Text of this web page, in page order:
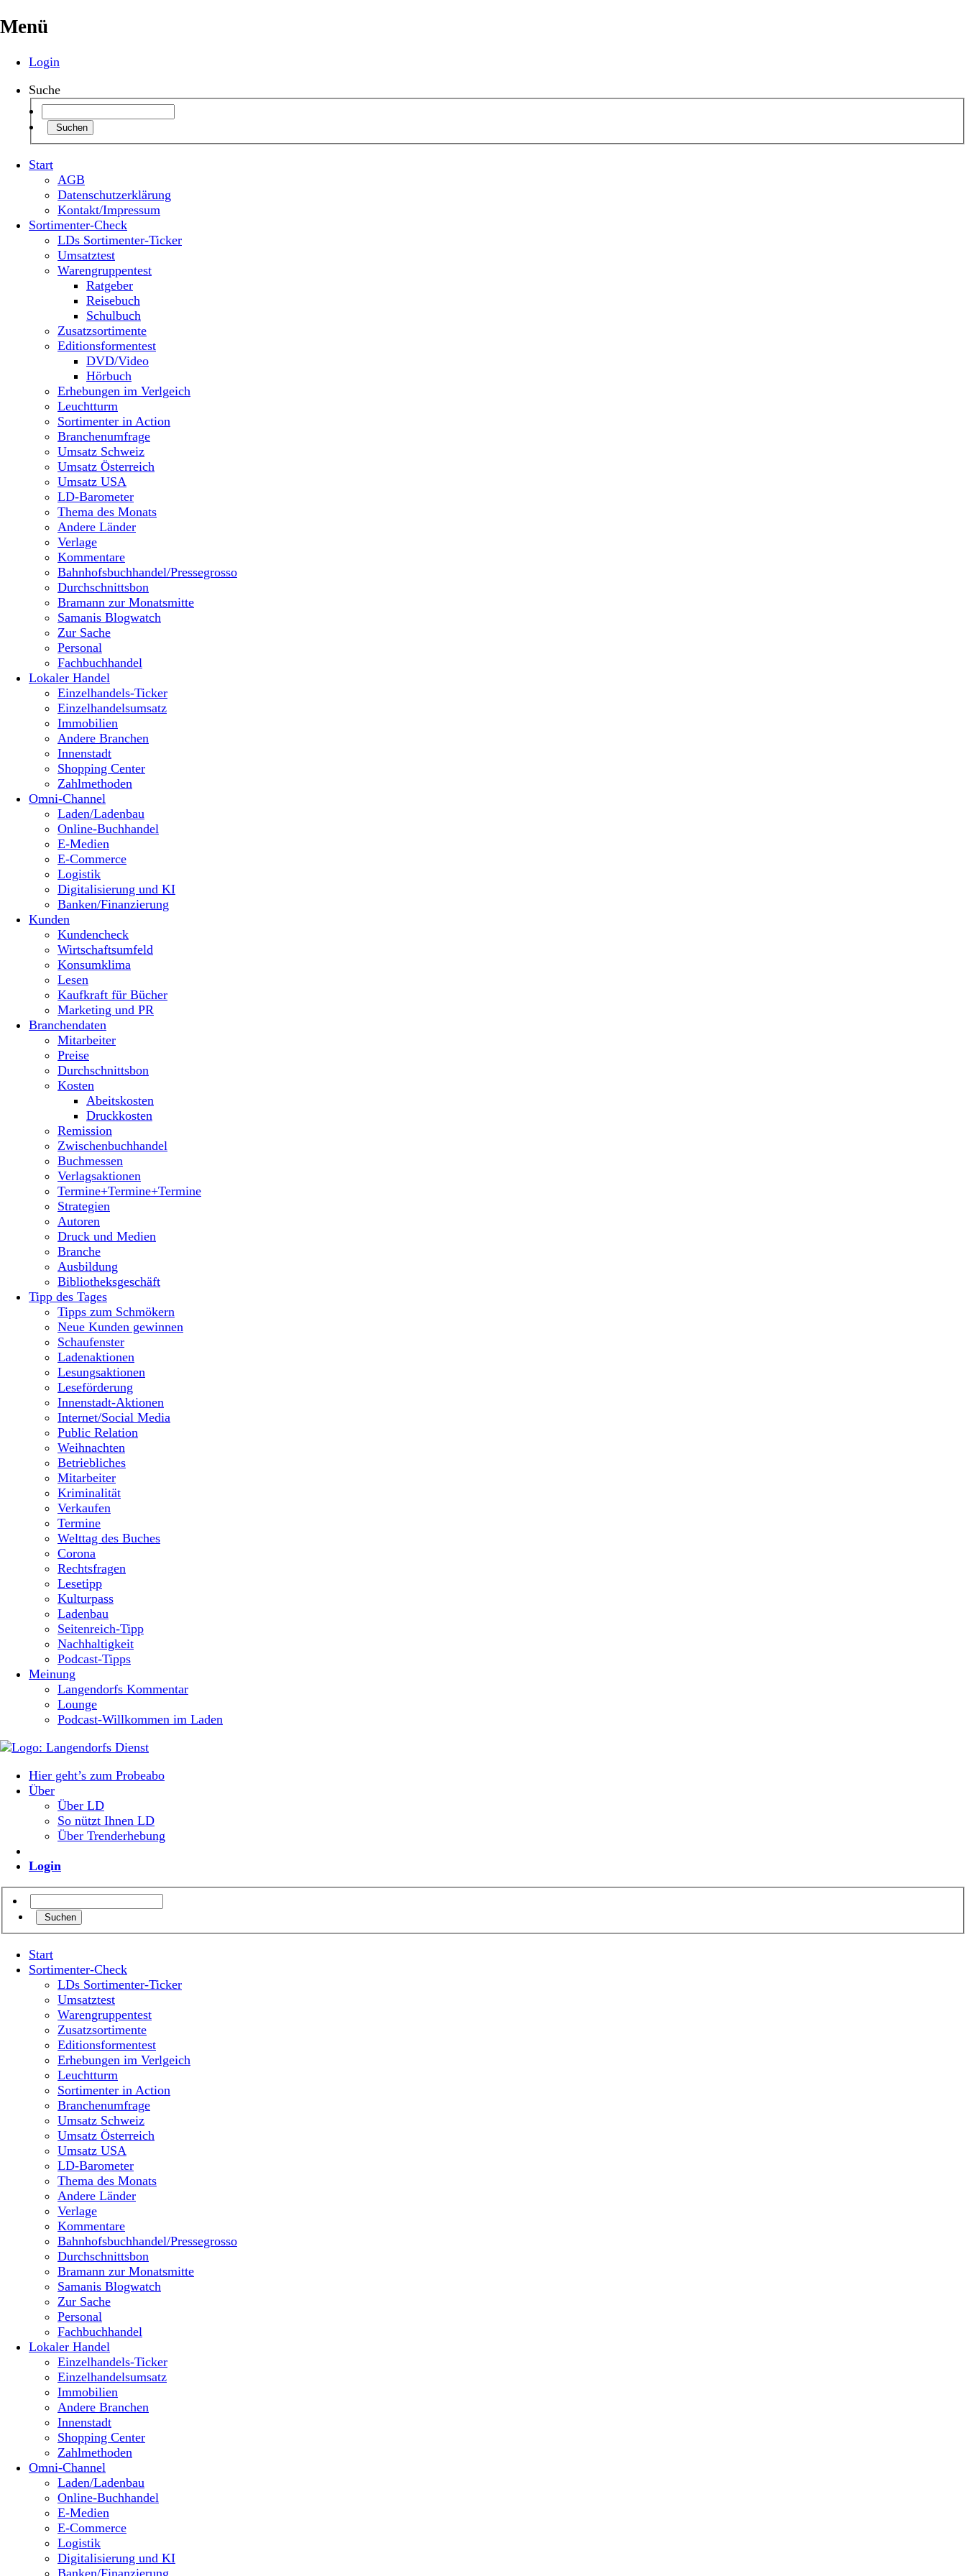
Menü
Login
Suche
Suchen
Start
AGB
Datenschutzerklärung
Kontakt/Impressum
Sortimenter-Check
LDs Sortimenter-Ticker
Umsatztest
Warengruppentest
Ratgeber
Reisebuch
Schulbuch
Zusatzsortimente
Editionsformentest
DVD/Video
Hörbuch
Erhebungen im Verlgeich
Leuchtturm
Sortimenter in Action
Branchenumfrage
Umsatz Schweiz
Umsatz Österreich
Umsatz USA
LD-Barometer
Thema des Monats
Andere Länder
Verlage
Kommentare
Bahnhofsbuchhandel/Pressegrosso
Durchschnittsbon
Bramann zur Monatsmitte
Samanis Blogwatch
Zur Sache
Personal
Fachbuchhandel
Lokaler Handel
Einzelhandels-Ticker
Einzelhandelsumsatz
Immobilien
Andere Branchen
Innenstadt
Shopping Center
Zahlmethoden
Omni-Channel
Laden/Ladenbau
Online-Buchhandel
E-Medien
E-Commerce
Logistik
Digitalisierung und KI
Banken/Finanzierung
Kunden
Kundencheck
Wirtschaftsumfeld
Konsumklima
Lesen
Kaufkraft für Bücher
Marketing und PR
Branchendaten
Mitarbeiter
Preise
Durchschnittsbon
Kosten
Abeitskosten
Druckkosten
Remission
Zwischenbuchhandel
Buchmessen
Verlagsaktionen
Termine+Termine+Termine
Strategien
Autoren
Druck und Medien
Branche
Ausbildung
Bibliotheksgeschäft
Tipp des Tages
Tipps zum Schmökern
Neue Kunden gewinnen
Schaufenster
Ladenaktionen
Lesungsaktionen
Leseförderung
Innenstadt-Aktionen
Internet/Social Media
Public Relation
Weihnachten
Betriebliches
Mitarbeiter
Kriminalität
Verkaufen
Termine
Welttag des Buches
Corona
Rechtsfragen
Lesetipp
Kulturpass
Ladenbau
Seitenreich-Tipp
Nachhaltigkeit
Podcast-Tipps
Meinung
Langendorfs Kommentar
Lounge
Podcast-Willkommen im Laden
Hier geht’s zum Probeabo
Über
Über LD
So nützt Ihnen LD
Über Trenderhebung
Login
Suchen
Start
Sortimenter-Check
LDs Sortimenter-Ticker
Umsatztest
Warengruppentest
Zusatzsortimente
Editionsformentest
Erhebungen im Verlgeich
Leuchtturm
Sortimenter in Action
Branchenumfrage
Umsatz Schweiz
Umsatz Österreich
Umsatz USA
LD-Barometer
Thema des Monats
Andere Länder
Verlage
Kommentare
Bahnhofsbuchhandel/Pressegrosso
Durchschnittsbon
Bramann zur Monatsmitte
Samanis Blogwatch
Zur Sache
Personal
Fachbuchhandel
Lokaler Handel
Einzelhandels-Ticker
Einzelhandelsumsatz
Immobilien
Andere Branchen
Innenstadt
Shopping Center
Zahlmethoden
Omni-Channel
Laden/Ladenbau
Online-Buchhandel
E-Medien
E-Commerce
Logistik
Digitalisierung und KI
Banken/Finanzierung